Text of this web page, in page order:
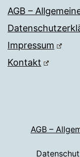
AGB –
Impressum
Kontakt
AGB –